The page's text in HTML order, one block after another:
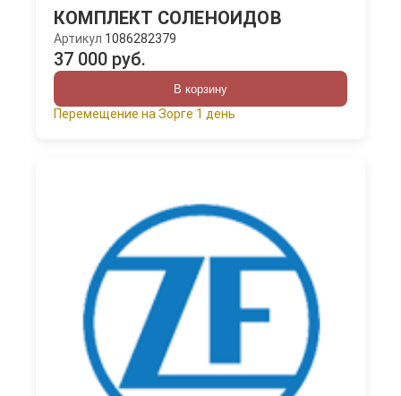
КОМПЛЕКТ СОЛЕНОИДОВ
Артикул 1086282379
37 000 руб.
В корзину
Перемещение на Зорге 1 день